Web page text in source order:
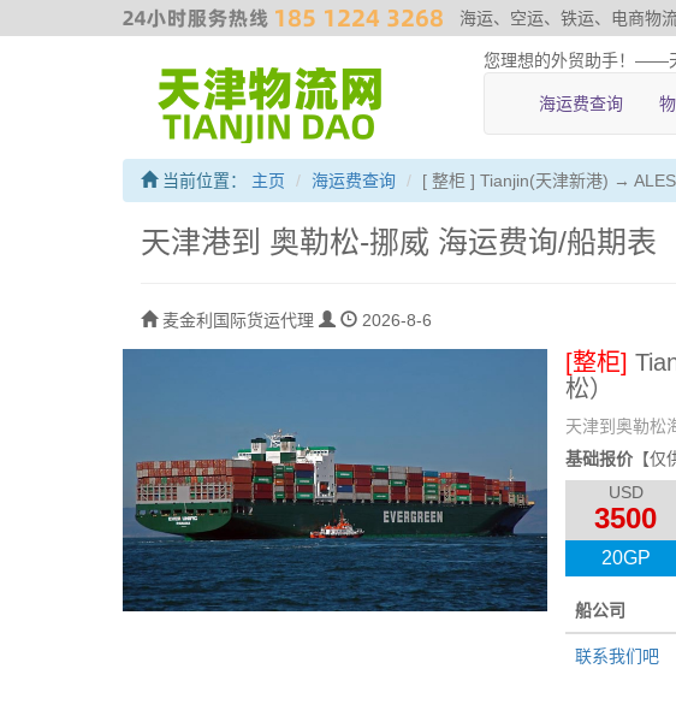
海运、空运、铁运、电商物
您理想的外贸助手！——
海运费查询
当前位置： 主页 海运费查询 [ 整柜 ] Tianjin(天津新港) →
天津港到 奥勒松-挪威 海运费询/船期表
麦金利国际货运代理 2026-8-6
[整柜]
松）
天津到奥勒松
基础报价 【
USD
3500
20GP
船公司
联系我们吧